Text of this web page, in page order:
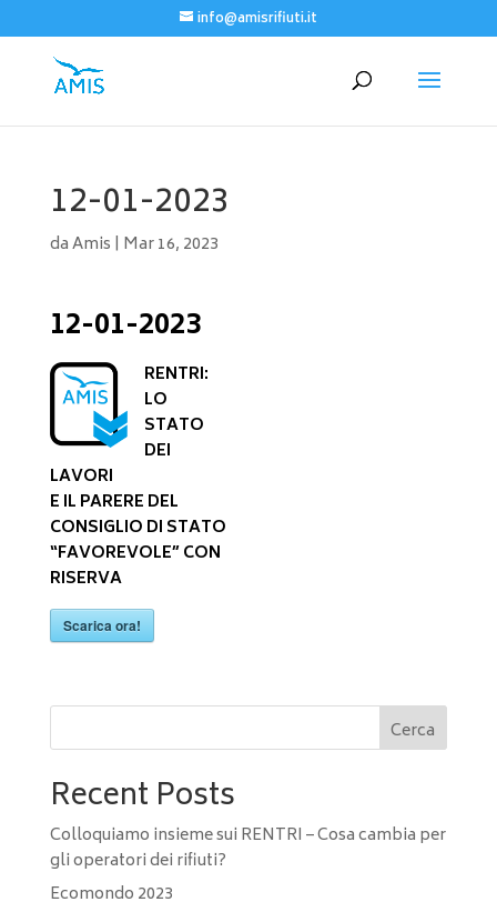
info@amisrifiuti.it
12-01-2023
daAmis | Mar 16, 2023
12-01-2023
RENTRI:
LO
STATO
DEI
LAVORI
E IL PARERE DEL
CONSIGLIO DI STATO
“FAVOREVOLE” CON
RISERVA
Scarica ora!
Cerca
Recent Posts
Colloquiamo insieme sui RENTRI – Cosa cambia per
gli operatori dei rifiuti?
Ecomondo 2023